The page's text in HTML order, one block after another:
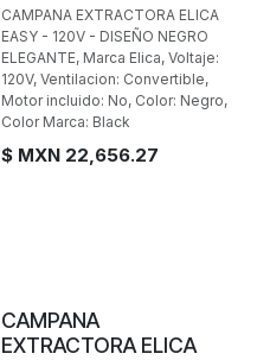
CAMPANA EXTRACTORA ELICA
EASY - 120V - DISEÑO NEGRO
ELEGANTE, Marca Elica, Voltaje:
120V, Ventilacion: Convertible,
Motor incluido: No, Color: Negro,
Color Marca: Black
$ MXN 22,656.27
CAMPANA
EXTRACTORA ELICA